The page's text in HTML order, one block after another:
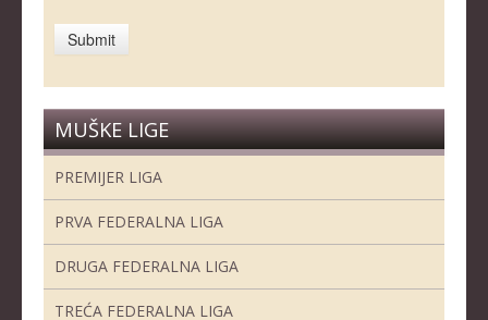
MUŠKE LIGE
PREMIJER LIGA
PRVA FEDERALNA LIGA
DRUGA FEDERALNA LIGA
TREĆA FEDERALNA LIGA